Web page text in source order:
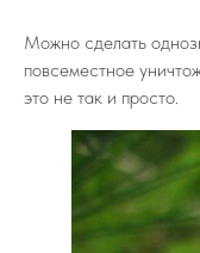
Можно сделать
повсеместное
это не так и просто.